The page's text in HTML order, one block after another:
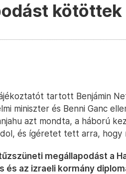
kötöttek
tartott Benjámin
miniszter és Benni Ganc
azt mondta, a háború
és ígéretet tett arra, hogy
megállapodást a
és az izraeli kormány